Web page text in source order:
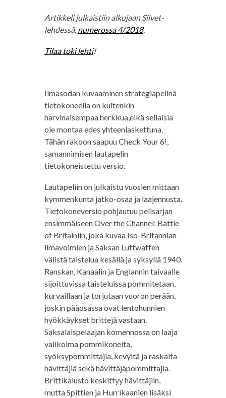
Artikkeli julkaistiin alkujaan Siivet-
lehdessä, numerossa 4/2018.
Tilaa toki lehti!
Ilmasodan kuvaaminen strategiapelinä
tietokoneella on kuitenkin
harvinaisempaa herkkua,eikä sellaisia
ole montaa edes yhteenlaskettuna.
Tähän rakoon saapuu Check Your 6!,
samannimisen lautapelin
tietokoneistettu versio.
Lautapeliin on julkaistu vuosien mittaan
kymmenkunta jatko-osaa ja laajennusta.
Tietokoneversio pohjautuu pelisarjan
ensimmäiseen Over the Channel: Battle
of Britainiin, joka kuvaa Iso-Britannian
ilmavoimien ja Saksan Luftwaffen
välistä taistelua kesällä ja syksyllä 1940.
Ranskan, Kanaalin ja Englannin taivaalle
sijoittuvissa taisteluissa pommitetaan,
kurvaillaan ja torjutaan vuoron perään,
joskin pääosassa ovat lentohunnien
hyökkäykset brittejä vastaan.
Saksalaispelaajan komennossa on laaja
valikoima pommikoneita,
syöksypommittajia, kevyitä ja raskaita
hävittäjiä sekä hävittäjäpommittajia.
Brittikalusto keskittyy hävittäjiin,
mutta Spittien ja Hurrikaanien lisäksi